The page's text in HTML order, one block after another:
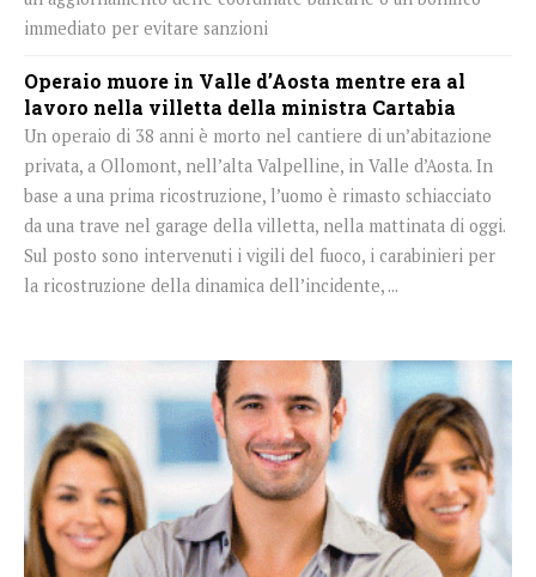
immediato per evitare sanzioni
Operaio muore in Valle d’Aosta mentre era al
lavoro nella villetta della ministra Cartabia
Un operaio di 38 anni è morto nel cantiere di un’abitazione
privata, a Ollomont, nell’alta Valpelline, in Valle d’Aosta. In
base a una prima ricostruzione, l’uomo è rimasto schiacciato
da una trave nel garage della villetta, nella mattinata di oggi.
Sul posto sono intervenuti i vigili del fuoco, i carabinieri per
la ricostruzione della dinamica dell’incidente, ...